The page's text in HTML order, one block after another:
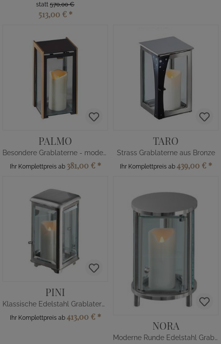
statt 570,00 €
513,00 € *
PALMO
Besondere Grablaterne - modern
Ihr Komplettpreis ab 381,00 € *
TARO
Strass Grablaterne aus Bronze
Ihr Komplettpreis ab 439,00 € *
PINI
Klassische Edelstahl Grablaterne
Ihr Komplettpreis ab 413,00 € *
NORA
Moderne Runde Edelstahl Grablampe